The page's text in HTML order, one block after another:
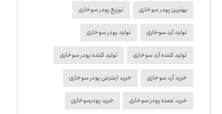
بهترین پودر سوخاری توزیع پودر سوخاری
تولید آرد سوخاری تولید پودر سوخاری
تولید کننده آرد سوخاری تولید کننده پودر سوخاری
خرید آرد سوخاری خرید اینترنتی پودر سوخاری
خرید عمده پودر سوخاری خرید پودرسوخاری